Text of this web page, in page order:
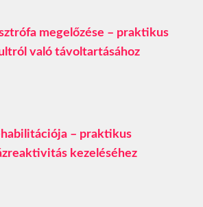
megelőzése – praktikus
való távoltartásához
– praktikus
kezeléséhez